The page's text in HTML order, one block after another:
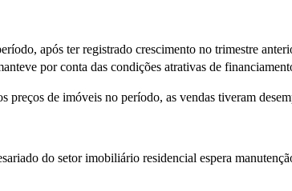
após ter registrado crescimento no trimestre
por conta das condições atrativas de
de imóveis no período, as vendas tiveram
do setor imobiliário residencial espera